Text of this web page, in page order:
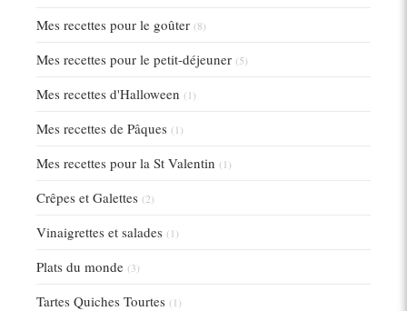
Mes recettes pour le goûter (8)
Mes recettes pour le petit-déjeuner (5)
Mes recettes d'Halloween (1)
Mes recettes de Pâques (1)
Mes recettes pour la St Valentin (1)
Crêpes et Galettes (2)
Vinaigrettes et salades (1)
Plats du monde (3)
Tartes Quiches Tourtes (1)